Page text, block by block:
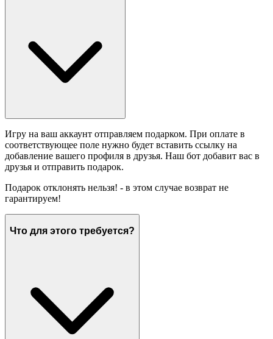
Игру на ваш аккаунт отправляем подарком. При оплате в
соответствующее поле нужно будет вставить ссылку на
добавление вашего профиля в друзья. Наш бот добавит вас в
друзья и отправить подарок.
Подарок отклонять нельзя! - в этом случае возврат не
гарантируем!
Что для этого требуется?